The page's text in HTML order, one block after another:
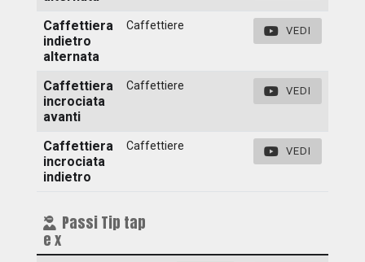
Caffettiera
indietro
alternata
Caffettiere VEDI
Caffettiera
incrociata
avanti
Caffettiere VEDI
Caffettiera
incrociata
indietro
Caffettiere VEDI
Passi Tip tap
e x